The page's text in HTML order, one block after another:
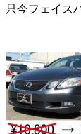
只今フェイス